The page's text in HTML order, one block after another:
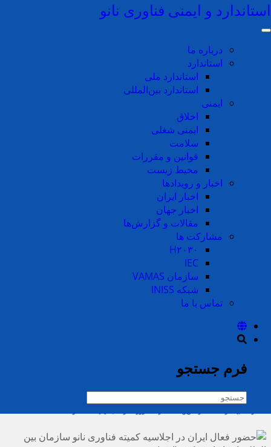
رفتن به محتوای اصلی
استاندارد و ایمنی فناوری نانو
درباره ما
استاندارد
استاندارد ملی
استاندارد بین‌المللی
ایمنی
اخلاق
ایمنی شغلی
سلامت
قوانین و مقررات
محیط زیست
اخبار و رویدادها
اخبار ایران
اخبار جهان
مقالات و گزارش‌ها
مشارکت ها
H۲۰۳۰
IEC
سازمان VAMAS
شبکه INISS
تماس با ما
فرم جستجو
نشست انتقال تجربه استانداردسازی در حوزه‌های نوظهور در دانشکده طب ایرانی دانشگاه علوم
پزشکی تهران برگزار شد
همکاری‌های استانی؛ گامی برای توسعه ظرفیت‌های استانداردسازی فناوری نانو
دعوت از متخصصان برای مشارکت در تدوین استانداردهای بین‌المللی فناوری نانو